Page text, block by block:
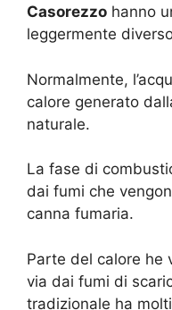
Casorezzo hanno
leggermente
Normalmente,
calore generato
naturale.
La fase di
dai fumi che
canna fumaria.
Parte del calore he
via dai fumi di
tradizionale ha